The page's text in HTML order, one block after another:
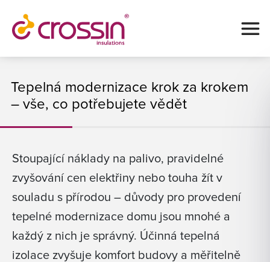
Tepelná modernizace krok za krokem
– vše, co potřebujete vědět
Stoupající náklady na palivo, pravidelné
zvyšování cen elektřiny nebo touha žít v
souladu s přírodou – důvody pro provedení
tepelné modernizace domu jsou mnohé a
každý z nich je správný. Účinná tepelná
izolace zvyšuje komfort budovy a měřitelně